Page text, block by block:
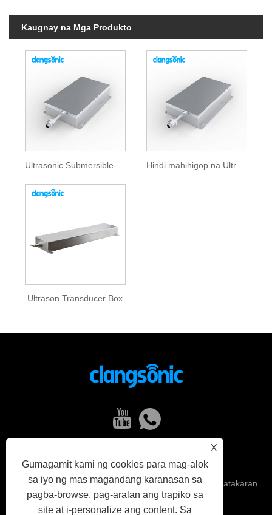
Kaugnay na Mga Produkto
Ultrason Transducer Box
X
Gumagamit kami ng cookies para mag-alok
sa iyo ng mas magandang karanasan sa
pagba-browse, pag-aralan ang trapiko sa
site at i-personalize ang content. Sa
Links Sitemap RSS XML Patakaran